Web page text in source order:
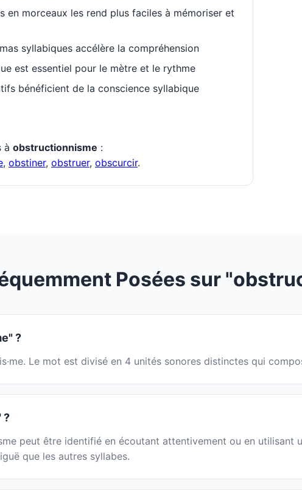
en morceaux les rend plus faciles à mémoriser et
syllabiques accélère la compréhension
est essentiel pour le mètre et le rythme
bénéficient de la conscience syllabique
à obstructionnisme :
, obstiner, obstruer, obscurcir.
Posées sur
?
Le mot est divisé en 4 unités sonores distinctes qui
?
peut être identifié en écoutant attentivement ou en utilisant
que les autres syllabes.